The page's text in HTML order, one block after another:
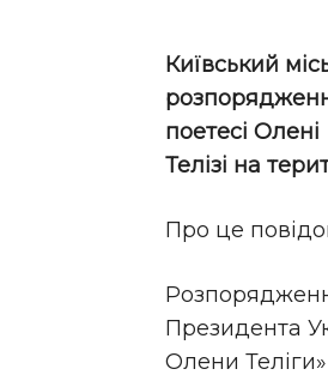
Київський
поетесі Олені
Телізі на
Про це
Президента
Олени Теліги»